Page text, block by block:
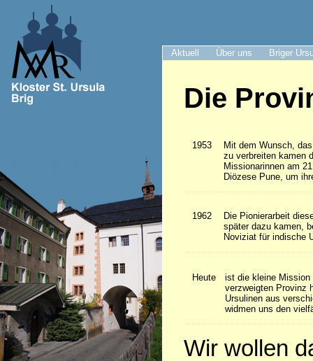
Aktuell Über uns Briger
Die
1953
Mit dem Wunsch,
zu verbreiten kamen
Missionarinnen am
Diözese Pune, um
1962
Die Pionierarbeit
später dazu kamen,
Noviziat für indische
Heute
ist die kleine
verzweigten Provinz
Ursulinen aus
widmen uns den
Wir wollen